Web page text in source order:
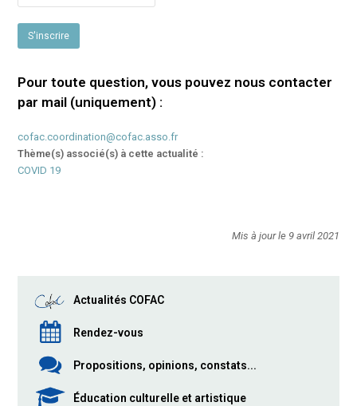
Pour toute question, vous pouvez nous contacter
par mail (uniquement) :
cofac.coordination@cofac.asso.fr
Thème(s) associé(s) à cette actualité :
COVID 19
Mis à jour le 9 avril 2021
Actualités COFAC
Rendez-vous
Propositions, opinions, constats...
Éducation culturelle et artistique